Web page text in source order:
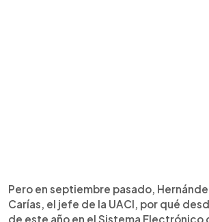
Pero en septiembre pasado,
Carías, el jefe de la UACI, por qué
de este año en el Sistema Electrónico